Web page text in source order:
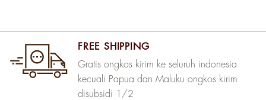
FREE SHIPPING
Gratis ongkos kirim ke seluruh indonesia
kecuali Papua dan Maluku ongkos kirim
disubsidi 1/2